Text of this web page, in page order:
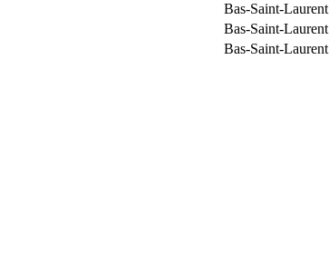
Bas-Saint-Laurent
Bas-Saint-Laurent
Bas-Saint-Laurent